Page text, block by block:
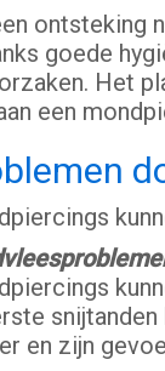
ontsteking
goede
Het
een
en zijn